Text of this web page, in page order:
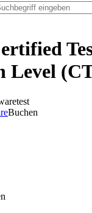
Level
Buchen